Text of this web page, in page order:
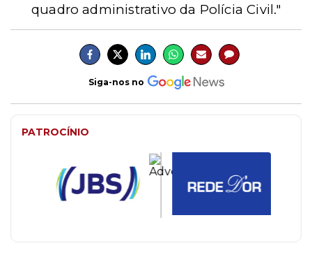
quadro administrativo da Polícia Civil."
Siga-nos no
PATROCÍNIO